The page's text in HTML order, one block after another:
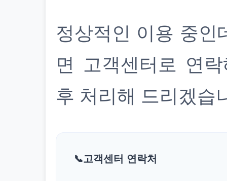
정상적인 이용 중인
면 고객센터로 연
후 처리해 드리겠습
고객센터 연락처